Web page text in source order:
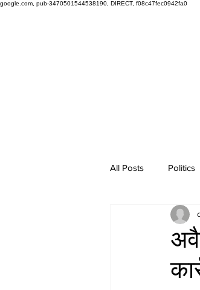
google.com, pub-3470501544538190, DIRECT, f08c47fec0942fa0
All Posts Politics